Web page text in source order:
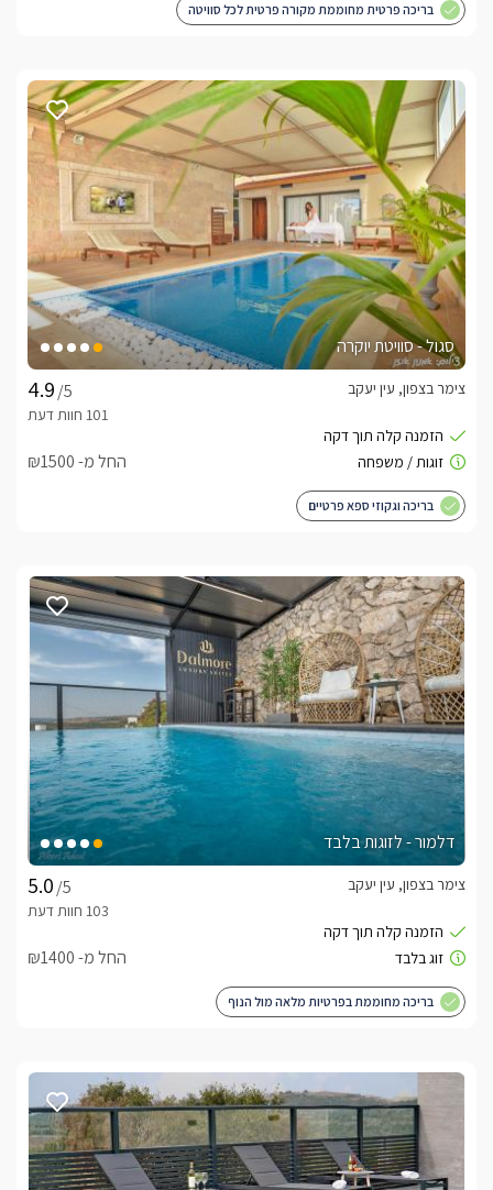
בריכה פרטית מחוממת מקורה פרטית לכל סוויטה
סגול - סוויטת יוקרה
/5
צימר בצפון, עין יעקב
החל מ- ₪1500
בריכה וגקוזי ספא פרטיים
דלמור - לזוגות בלבד
/5
צימר בצפון, עין יעקב
החל מ- ₪1400
בריכה מחוממת בפרטיות מלאה מול הנוף